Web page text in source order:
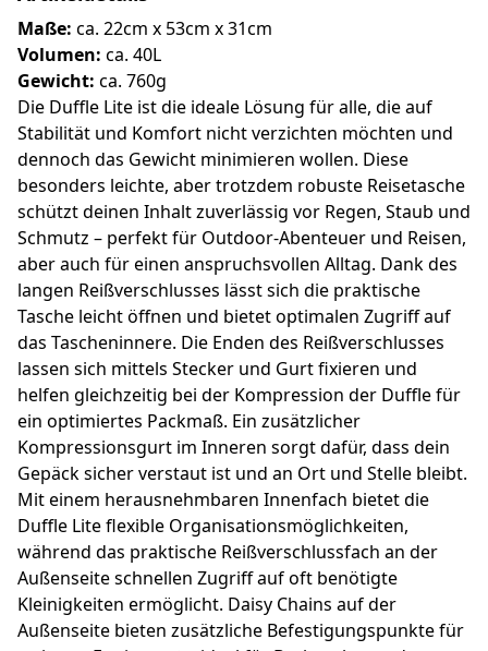
Maße: ca. 22cm x 53cm x 31cm
Volumen: ca. 40L
Gewicht: ca. 760g
Die Duffle Lite ist die ideale Lösung für alle, die auf
Stabilität und Komfort nicht verzichten möchten und
dennoch das Gewicht minimieren wollen. Diese
besonders leichte, aber trotzdem robuste Reisetasche
schützt deinen Inhalt zuverlässig vor Regen, Staub und
Schmutz – perfekt für Outdoor-Abenteuer und Reisen,
aber auch für einen anspruchsvollen Alltag. Dank des
langen Reißverschlusses lässt sich die praktische
Tasche leicht öffnen und bietet optimalen Zugriff auf
das Tascheninnere. Die Enden des Reißverschlusses
lassen sich mittels Stecker und Gurt fixieren und
helfen gleichzeitig bei der Kompression der Duffle für
ein optimiertes Packmaß. Ein zusätzlicher
Kompressionsgurt im Inneren sorgt dafür, dass dein
Gepäck sicher verstaut ist und an Ort und Stelle bleibt.
Mit einem herausnehmbaren Innenfach bietet die
Duffle Lite flexible Organisationsmöglichkeiten,
während das praktische Reißverschlussfach an der
Außenseite schnellen Zugriff auf oft benötigte
Kleinigkeiten ermöglicht. Daisy Chains auf der
Außenseite bieten zusätzliche Befestigungspunkte für